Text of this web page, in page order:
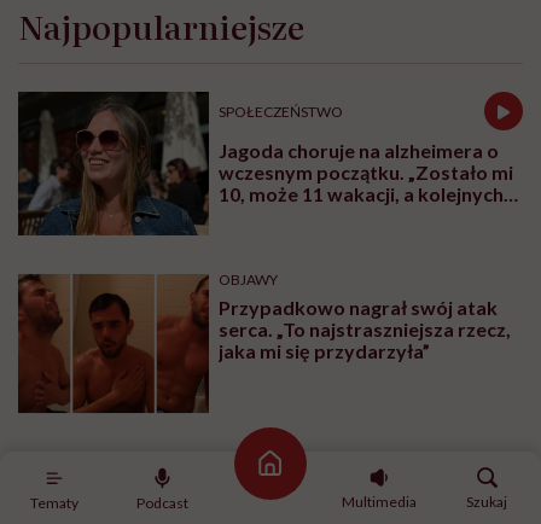
Tematy Podcast
Strona główna
Multimedia
Szukaj
Najpopularniejsze
SPOŁECZEŃSTWO
Jagoda choruje na alzheimera o
wczesnym początku. „Zostało mi
10, może 11 wakacji, a kolejnych
OBJAWY
Przypadkowo nagrał swój atak
serca. „To najstraszniejsza rzecz,
jaka mi się przydarzyła”
CHOROBY
Człowiek, który chce żyć